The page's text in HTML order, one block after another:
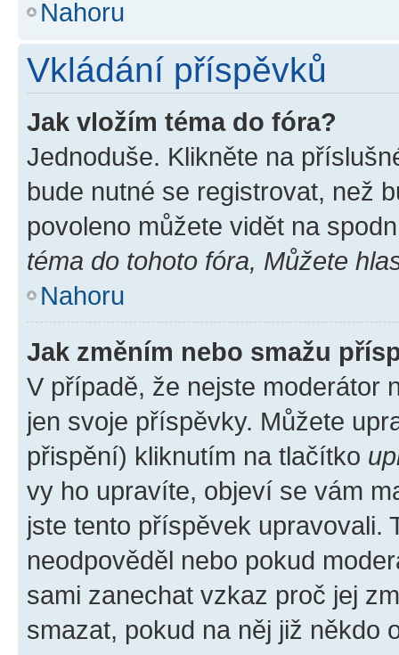
Nahoru
Vkládání příspěvků
Jak vložím téma do fóra?
Jednoduše. Klikněte na
bude nutné se registrovat, než
povoleno můžete vidět na
téma do tohoto fóra, Můžete
Nahoru
Jak změním nebo smažu
V případě, že nejste moderátor
jen svoje příspěvky. Můžete
přispění) kliknutím na tlačítko
vy ho upravíte, objeví se vám
jste tento příspěvek upravovali.
neodpověděl nebo pokud
sami zanechat vzkaz proč jej
smazat, pokud na něj již někdo